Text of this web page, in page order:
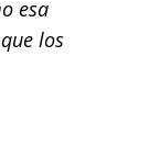
esa
los